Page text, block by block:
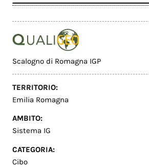
Scalogno di Romagna IGP
TERRITORIO:
Emilia Romagna
AMBITO:
Sistema IG
CATEGORIA:
Cibo